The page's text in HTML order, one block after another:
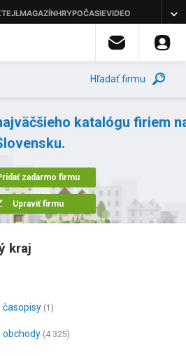
Hľadať firmu
katalógu firiem
zadarmo firmu
Upraviť firmu
kraj
(1)
(4 325)